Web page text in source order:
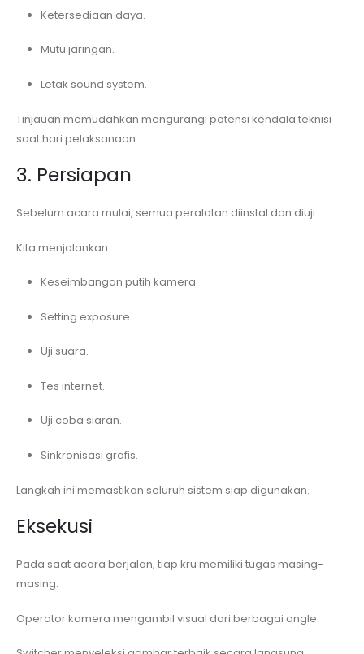
Ketersediaan daya.
Mutu jaringan.
Letak sound system.
Tinjauan memudahkan mengurangi potensi kendala teknisi
saat hari pelaksanaan.
3. Persiapan
Sebelum acara mulai, semua peralatan diinstal dan diuji.
Kita menjalankan:
Keseimbangan putih kamera.
Setting exposure.
Uji suara.
Tes internet.
Uji coba siaran.
Sinkronisasi grafis.
Langkah ini memastikan seluruh sistem siap digunakan.
Eksekusi
Pada saat acara berjalan, tiap kru memiliki tugas masing-
masing.
Operator kamera mengambil visual dari berbagai angle.